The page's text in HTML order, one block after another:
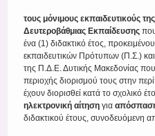
τους μόνιμους εκπαιδευτικούς
Δευτεροβάθμιας Εκπαίδευσης
ένα (1) διδακτικό έτος,
εκπαιδευτικών Πρότυπων (Π.Σ.)
της Π.Δ.Ε. Δυτικής Μακεδονίας
περιοχής διορισμού τους στην
έχουν διορισθεί κατά το σχολικό
ηλεκτρονική αίτηση γιααπόσπαση
διδακτικού έτους, συνοδευόμενη